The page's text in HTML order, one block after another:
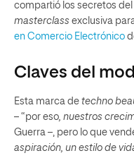
compartió los secretos
masterclass exclusiva
en Comercio Electrónico
Claves del
Esta marca de techno
– “por eso , nuestros
Guerra –, pero lo que
aspiración, un estilo de